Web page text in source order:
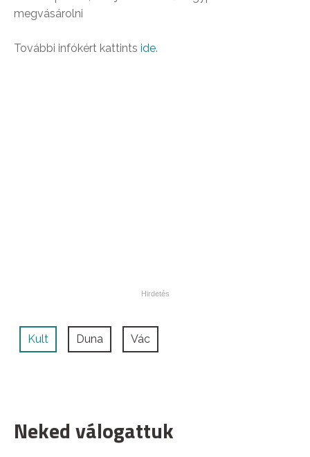
megvásárolni
További infókért kattints ide.
Kult Duna Vác
Neked válogattuk